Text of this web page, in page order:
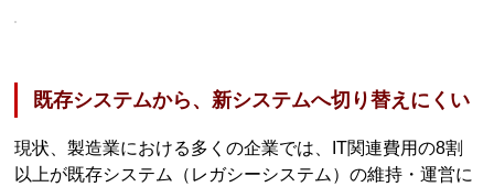
既存システムから、新システムへ切り替えにくい
現状、製造業における多くの企業では、IT関連費用の8割
以上が既存システム（レガシーシステム）の維持・運営に